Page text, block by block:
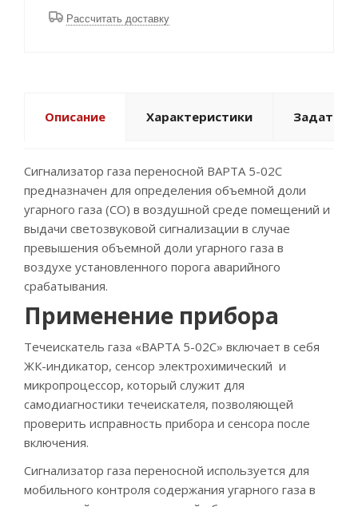
Рассчитать доставку
Описание Характеристики Задать
Сигнализатор газа переносной ВАРТА 5-02С
предназначен для определения объемной доли
угарного газа (СО) в воздушной среде помещений и
выдачи светозвуковой сигнализации в случае
превышения объемной доли угарного газа в
воздухе установленного порога аварийного
срабатывания.
Применение прибора
Течеискатель газа «ВАРТА 5-02С» включает в себя
ЖК-индикатор, сенсор электрохимический и
микропроцессор, который служит для
самодиагностики течеискателя, позволяющей
проверить исправность прибора и сенсора после
включения.
Сигнализатор газа переносной используется для
мобильного контроля содержания угарного газа в